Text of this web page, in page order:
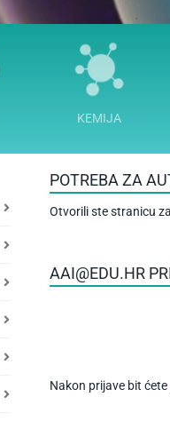
KEMIJA
POTREBA ZA
Otvorili ste stranicu
AAI@EDU.HR
Nakon prijave bit